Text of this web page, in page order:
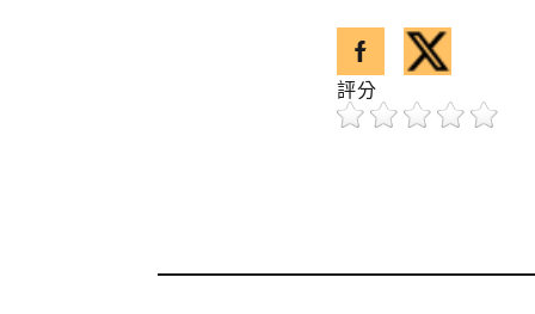
分享至facebook
分享至twitter
已複製引用網址
評分